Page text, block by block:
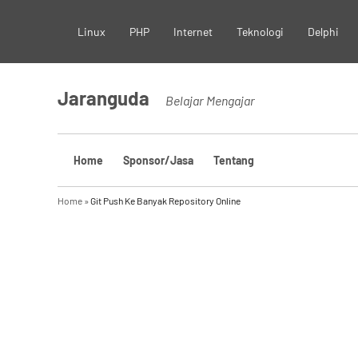
content
Linux PHP Internet Teknologi Delphi
Jaranguda Belajar Mengajar
Home Sponsor/Jasa Tentang
Home »Git Push Ke Banyak Repository Online